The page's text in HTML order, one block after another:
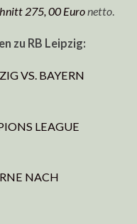
275, 00 Euronetto.
zu RB Leipzig:
VS. BAYERN
LEAGUE
NACH